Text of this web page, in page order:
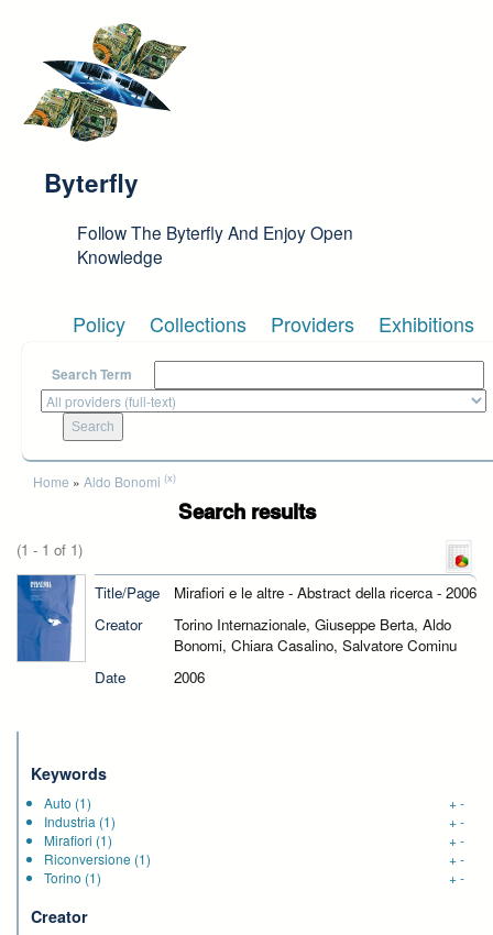
Byterfly
Follow The Byterfly And Enjoy Open
Knowledge
Policy Collections Providers Exhibitions
Search Term
You are here
Home » Aldo Bonomi (x)
Search results
(1 - 1 of 1)
Title/Page
Mirafiori e le altre - Abstract della ricerca - 2006
Creator
Torino Internazionale, Giuseppe Berta, Aldo
Bonomi, Chiara Casalino, Salvatore Cominu
Date
2006
Keywords
Auto (1) +-
Industria (1) +-
Mirafiori (1) +-
Riconversione (1) +-
Torino (1) +-
Creator